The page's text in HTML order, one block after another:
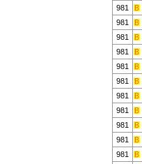
981
981
981
981
981
981
981
981
981
981
981